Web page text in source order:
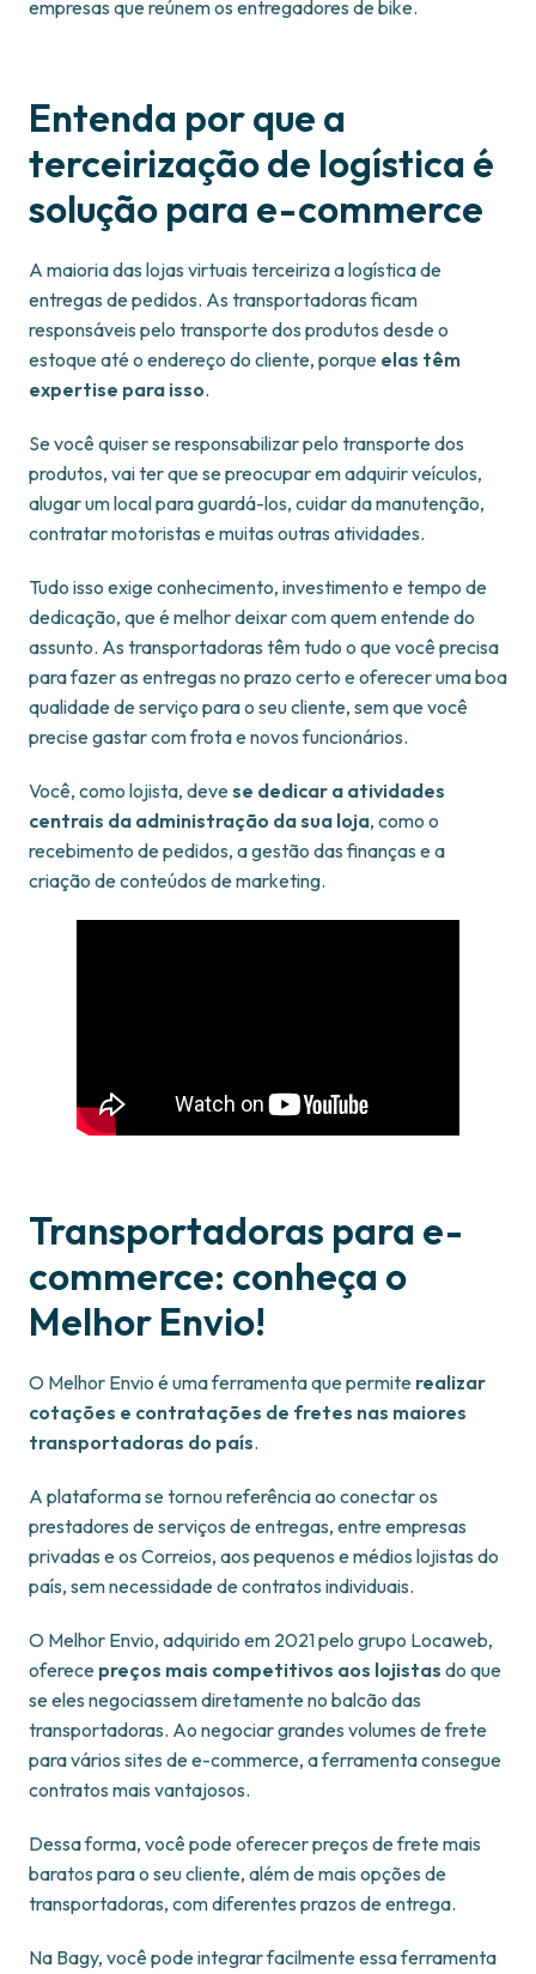
empresas que reúnem os entregadores de bike.
Entenda por que a
terceirização de logística é
solução para e-commerce
A maioria das lojas virtuais terceiriza a logística de
entregas de pedidos. As transportadoras ficam
responsáveis pelo transporte dos produtos desde o
estoque até o endereço do cliente, porque elas têm
expertise para isso.
Se você quiser se responsabilizar pelo transporte dos
produtos, vai ter que se preocupar em adquirir veículos,
alugar um local para guardá-los, cuidar da manutenção,
contratar motoristas e muitas outras atividades.
Tudo isso exige conhecimento, investimento e tempo de
dedicação, que é melhor deixar com quem entende do
assunto. As transportadoras têm tudo o que você precisa
para fazer as entregas no prazo certo e oferecer uma boa
qualidade de serviço para o seu cliente, sem que você
precise gastar com frota e novos funcionários.
Você, como lojista, devese dedicar a atividades
centrais da administração da sua loja, como o
recebimento de pedidos, a gestão das finanças e a
criação de conteúdos de marketing.
Transportadoras para e-
commerce: conheça o
Melhor Envio!
O Melhor Envio é uma ferramenta que permite realizar
cotações e contratações de fretes nas maiores
transportadoras do país.
A plataforma se tornou referência ao conectar os
prestadores de serviços de entregas, entre empresas
privadas e os Correios, aos pequenos e médios lojistas do
país, sem necessidade de contratos individuais.
O Melhor Envio, adquirido em 2021 pelo grupo Locaweb,
oferece preços mais competitivos aos lojistas do que
se eles negociassem diretamente no balcão das
transportadoras. Ao negociar grandes volumes de frete
para vários sites de e-commerce, a ferramenta consegue
contratos mais vantajosos.
Dessa forma, você pode oferecer preços de frete mais
baratos para o seu cliente, além de mais opções de
transportadoras, com diferentes prazos de entrega.
Na Bagy, você pode integrar facilmente essa ferramenta